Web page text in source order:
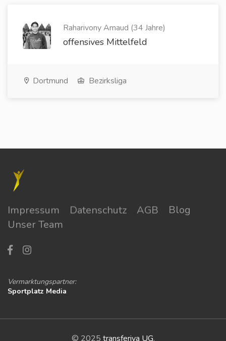
Raharivony Arnaud (34 Jahre)
offensives Mittelfeld
Dortmund Bezirksliga
Impressum Datenschutz AGB
Blog
Unser Team
Vermarktungspartner:
Sportplatz Media
© 2025 transferiva UG.